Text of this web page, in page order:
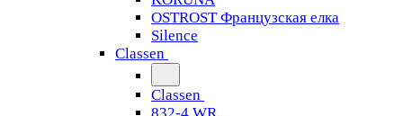
OSTROST Французская елка
Silence
Classen
Classen